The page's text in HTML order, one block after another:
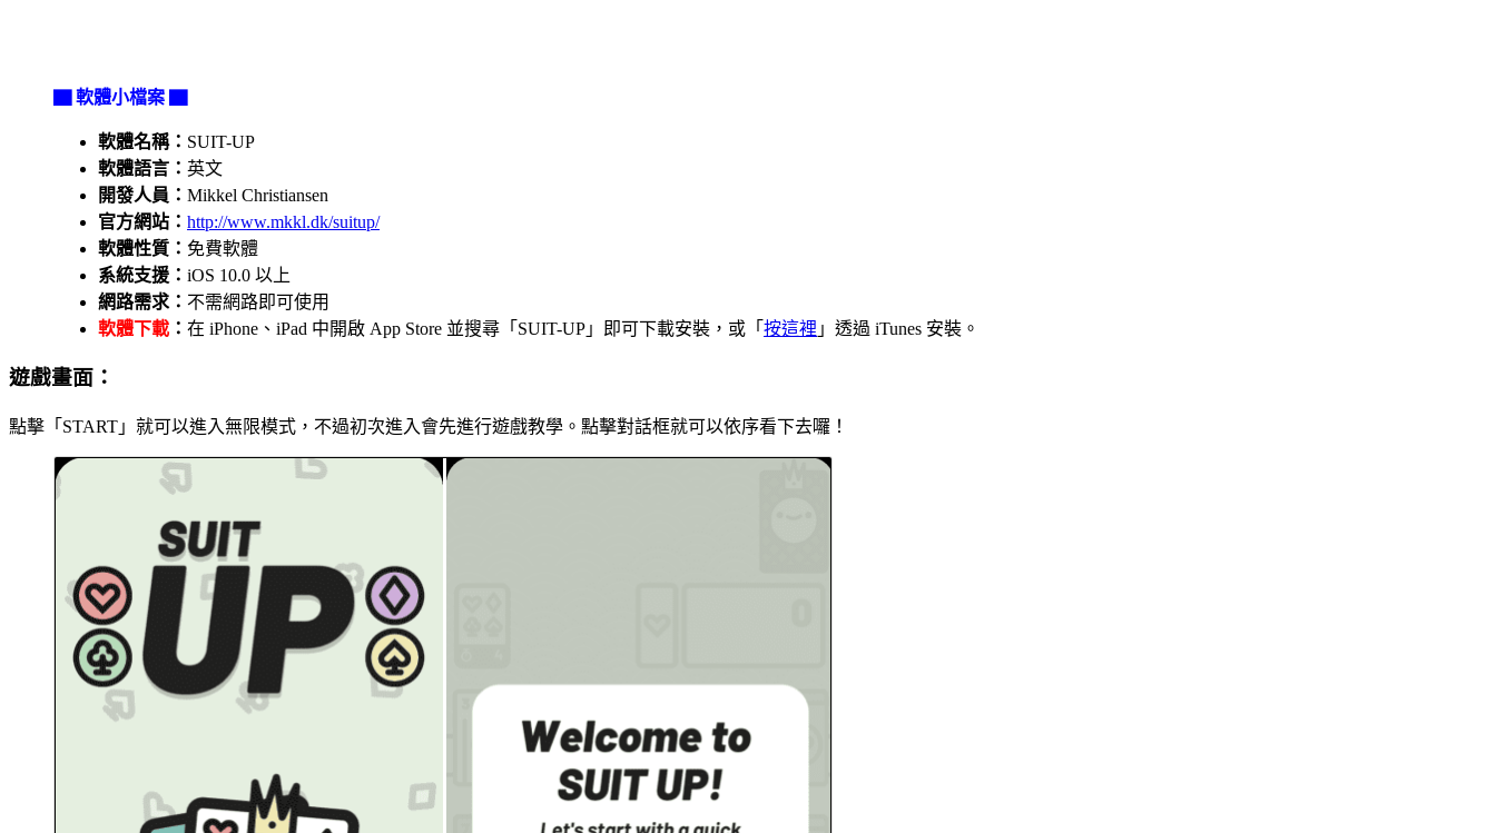
▇ 軟體小檔案 ▇
軟體名稱： SUIT-UP
軟體語言： 英文
開發人員： Mikkel Christiansen
官方網站： http://www.mkkl.dk/suitup/
軟體性質： 免費軟體
系統支援： iOS 10.0 以上
網路需求： 不需網路即可使用
軟體下載 ： 在 iPhone、iPad 中開啟 App Store 並搜尋「SUIT-UP」即可下載安裝，或「 按這裡 」透過 iTunes 安裝。
遊戲畫面：
點擊「START」就可以進入無限模式，不過初次進入會先進行遊戲教學。點擊對話框就可以依序看下去囉！